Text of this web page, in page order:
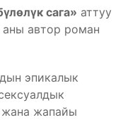
сага» аттуу
автор роман
эпикалык
жана жапайы